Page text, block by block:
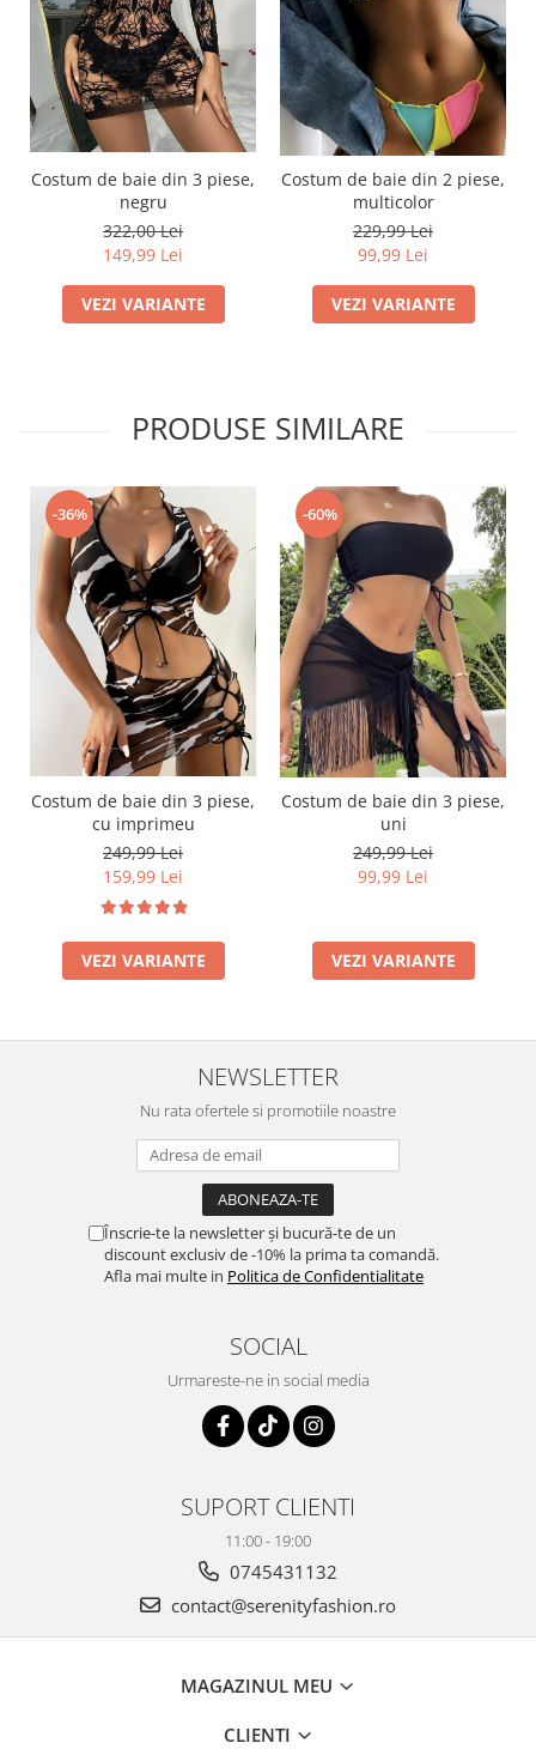
Costum de baie din 3 piese,
negru
322,00 Lei
149,99 Lei
VEZI VARIANTE
Costum de baie din 2 piese,
multicolor
229,99 Lei
99,99 Lei
VEZI VARIANTE
PRODUSE SIMILARE
-36%
Costum de baie din 3 piese,
cu imprimeu
249,99 Lei
159,99 Lei
VEZI VARIANTE
-60%
Costum de baie din 3 piese,
uni
249,99 Lei
99,99 Lei
VEZI VARIANTE
NEWSLETTER
Nu rata ofertele si promotiile noastre
Înscrie-te la newsletter și bucură-te de un
discount exclusiv de -10% la prima ta comandă.
Afla mai multe in Politica de Confidentialitate
SOCIAL
Urmareste-ne in social media
SUPORT CLIENTI
11:00 - 19:00
0745431132
contact@serenityfashion.ro
MAGAZINUL MEU
CLIENTI